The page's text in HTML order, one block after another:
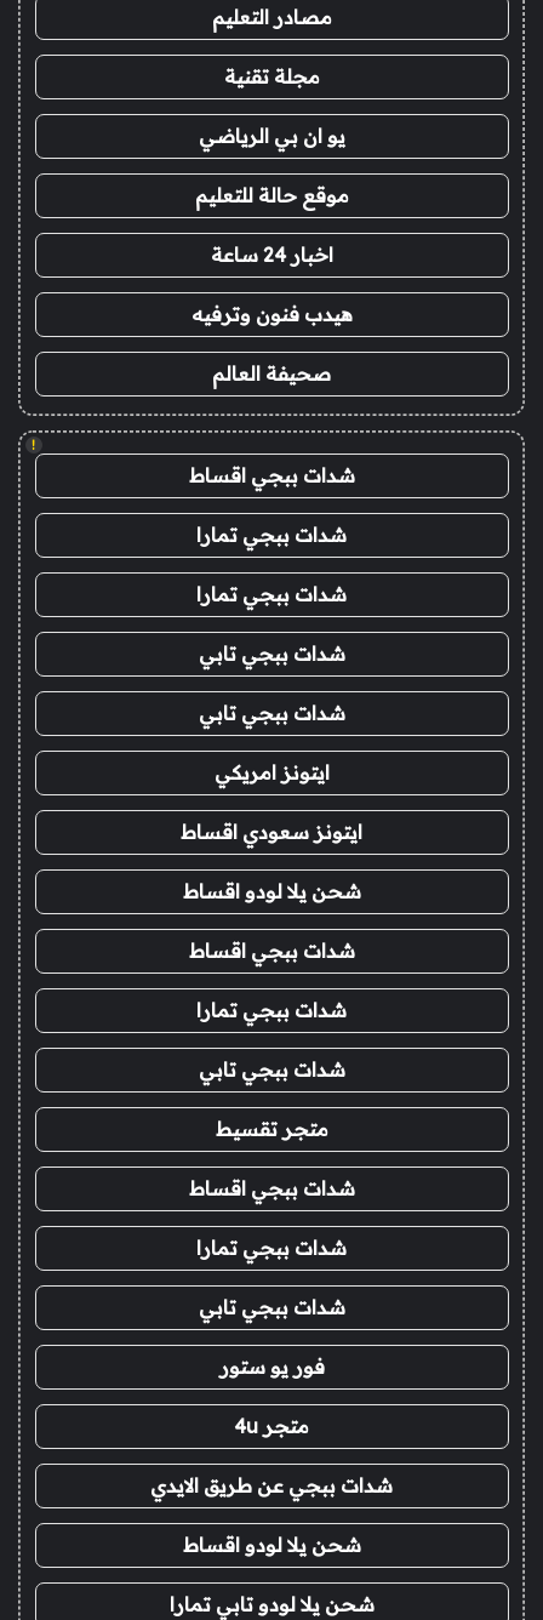
مصادر التعليم
مجلة تقنية
يو ان بي الرياضي
موقع حالة للتعليم
اخبار 24 ساعة
هيدب فنون وترفيه
صحيفة العالم
!
شدات ببجي اقساط
شدات ببجي تمارا
شدات ببجي تمارا
شدات ببجي تابي
شدات ببجي تابي
ايتونز امريكي
ايتونز سعودي اقساط
شحن يلا لودو اقساط
شدات ببجي اقساط
شدات ببجي تمارا
شدات ببجي تابي
متجر تقسيط
شدات ببجي اقساط
شدات ببجي تمارا
شدات ببجي تابي
فور يو ستور
متجر 4u
شدات ببجي عن طريق الايدي
شحن يلا لودو اقساط
شحن يلا لودو تابي تمارا